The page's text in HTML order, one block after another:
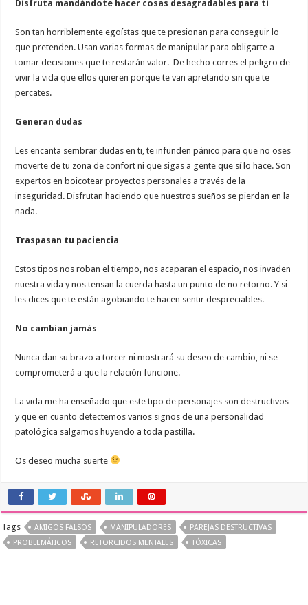
Disfruta mandándote hacer cosas desagradables para ti
Son tan horriblemente egoístas que te presionan para conseguir lo
que pretenden. Usan varias formas de manipular para obligarte a
tomar decisiones que te restarán valor. De hecho corres el peligro de
vivir la vida que ellos quieren porque te van apretando sin que te
percates.
Generan dudas
Les encanta sembrar dudas en ti, te infunden pánico para que no oses
moverte de tu zona de confort ni que sigas a gente que sí lo hace. Son
expertos en boicotear proyectos personales a través de la
inseguridad. Disfrutan haciendo que nuestros sueños se pierdan en la
nada.
Traspasan tu paciencia
Estos tipos nos roban el tiempo, nos acaparan el espacio, nos invaden
nuestra vida y nos tensan la cuerda hasta un punto de no retorno. Y si
les dices que te están agobiando te hacen sentir despreciables.
No cambian jamás
Nunca dan su brazo a torcer ni mostrará su deseo de cambio, ni se
comprometerá a que la relación funcione.
La vida me ha enseñado que este tipo de personajes son destructivos
y que en cuanto detectemos varios signos de una personalidad
patológica salgamos huyendo a toda pastilla.
Os deseo mucha suerte
Tags AMIGOS FALSOS MANIPULADORES
PAREJAS DESTRUCTIVAS
PROBLEMÁTICOS
RETORCIDOS MENTALES TÓXICAS